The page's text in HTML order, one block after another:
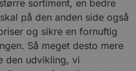
sortiment, en bedre
på den anden side også
og sikre en fornuftig
Så meget desto mere
den udvikling, vi